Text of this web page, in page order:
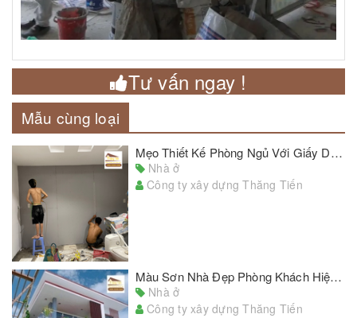
Tư vấn ngay !
Mẫu cùng loại
Mẹo Thiết Kế Phòng Ngủ Với Giấy Dán Tường Đẹp Chủ Nhà Cần Lưu Ý
Nhà ở
Công ty xây dựng Thăng Tiến
Màu Sơn Nhà Đẹp Phòng Khách Hiện Đại Phù Hợp Với Nhiều Kiểu Nhà
Nhà ở
Công ty xây dựng Thăng Tiến